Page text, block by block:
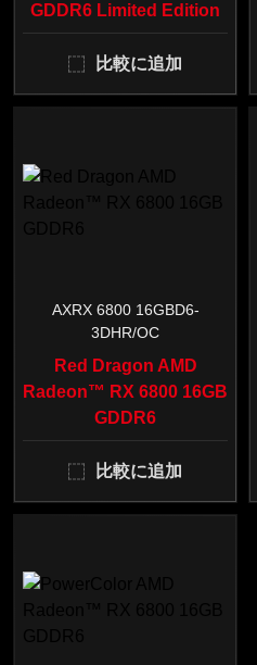
GDDR6 Limited Edition
比較に追加
AXRX 6800 16GBD6-
3DHR/OC
Red Dragon AMD
Radeon™ RX 6800 16GB
GDDR6
比較に追加